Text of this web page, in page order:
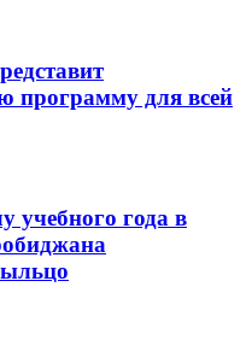
программу для всей
учебного года в